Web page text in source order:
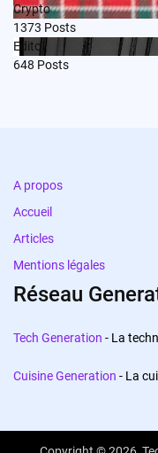
Crypto
1373 Posts
Edito
648 Posts
A propos
Accueil
Articles
Mentions légales
Réseau
Tech Generation - La
Cuisine Generation - La